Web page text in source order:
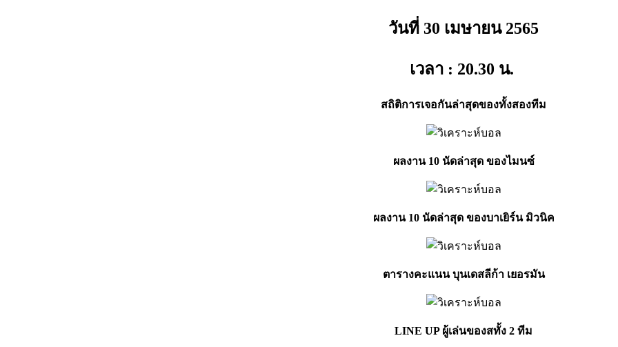
วันที่ 30 เมษายน2565
เวลา : 20.30 น.
สถิติการเจอกันล่าสุดของทั้งสองทีม
ผลงาน 10 นัดล่าสุด ของไมนซ์
ผลงาน 10 นัดล่าสุด ของบาเยิร์น มิวนิค
ตารางคะแนนบุนเดสลีก้า เยอรมัน
LINE UP ผู้เล่นของสทั้ง 2 ทีม